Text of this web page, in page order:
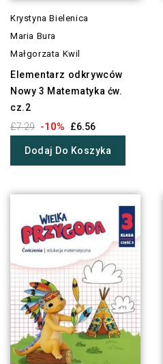
Krystyna Bielenica
Maria Bura
Małgorzata Kwil
Elementarz odkrywców
Nowy 3 Matematyka ćw.
cz.2
£7.29 -10% £6.56
Dodaj Do Koszyka